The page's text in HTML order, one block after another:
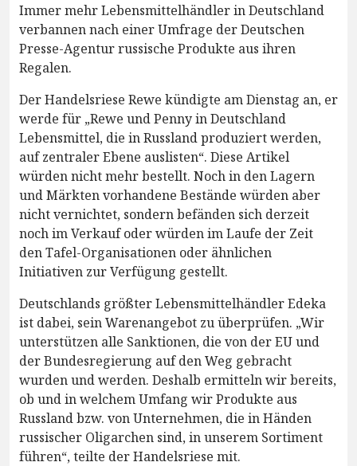
Immer mehr Lebensmittelhändler in Deutschland
verbannen nach einer Umfrage der Deutschen
Presse-Agentur russische Produkte aus ihren
Regalen.
Der Handelsriese Rewe kündigte am Dienstag an, er
werde für „Rewe und Penny in Deutschland
Lebensmittel, die in Russland produziert werden,
auf zentraler Ebene auslisten“. Diese Artikel
würden nicht mehr bestellt. Noch in den Lagern
und Märkten vorhandene Bestände würden aber
nicht vernichtet, sondern befänden sich derzeit
noch im Verkauf oder würden im Laufe der Zeit
den Tafel-Organisationen oder ähnlichen
Initiativen zur Verfügung gestellt.
Deutschlands größter Lebensmittelhändler Edeka
ist dabei, sein Warenangebot zu überprüfen. „Wir
unterstützen alle Sanktionen, die von der EU und
der Bundesregierung auf den Weg gebracht
wurden und werden. Deshalb ermitteln wir bereits,
ob und in welchem Umfang wir Produkte aus
Russland bzw. von Unternehmen, die in Händen
russischer Oligarchen sind, in unserem Sortiment
führen“, teilte der Handelsriese mit.